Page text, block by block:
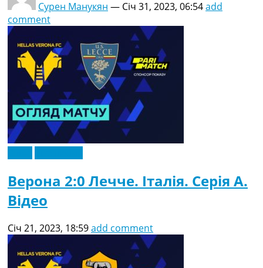
Сурен Манукян — Січ 31, 2023, 06:54add
comment
Верона 2:0 Лечче. Італія. Серія A.
Відео
Січ 21, 2023, 18:59add comment